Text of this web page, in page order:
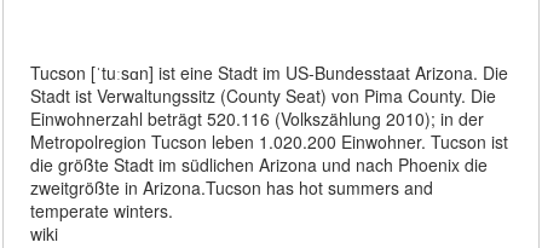
Tucson [ˈtuːsɑn] ist eine Stadt im US-Bundesstaat Arizona. Die
Stadt ist Verwaltungssitz (County Seat) von Pima County. Die
Einwohnerzahl beträgt 520.116 (Volkszählung 2010); in der
Metropolregion Tucson leben 1.020.200 Einwohner. Tucson ist
die größte Stadt im südlichen Arizona und nach Phoenix die
zweitgrößte in Arizona.Tucson has hot summers and
temperate winters.
wiki